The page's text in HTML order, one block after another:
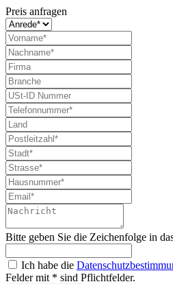
Preis anfragen
Bitte geben Sie die Zeichenfolge in
Ich habe die
Felder mit * sind Pflichtfelder.